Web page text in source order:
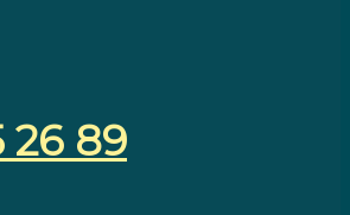
26 89